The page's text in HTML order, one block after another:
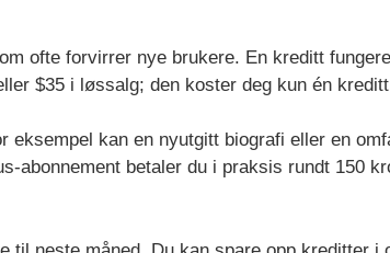
ofte forvirrer nye brukere. En kreditt
$35 i løssalg; den koster deg kun én
kan en nyutgitt biografi eller en
abonnement betaler du i praksis rundt 150